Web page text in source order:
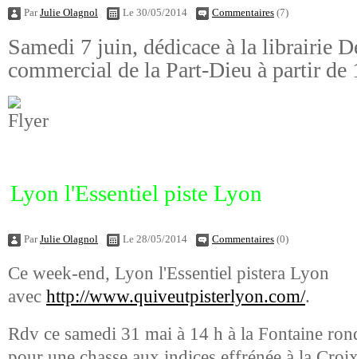
ParJulie Olagnol Le 30/05/2014 Commentaires (7)
Samedi 7 juin, dédicace à la librairie
commercial de la Part-Dieu à partir de
Lyon l'Essentiel piste Lyon
ParJulie Olagnol Le 28/05/2014 Commentaires (0)
Ce week-end, Lyon l'Essentiel pistera Lyon
avec http://www.quiveutpisterlyon.com/.
Rdv ce samedi 31 mai à 14 h à la Fontaine